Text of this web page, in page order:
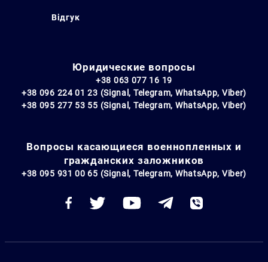
Відгук
Юридические вопросы
+38 063 077 16 19
+38 096 224 01 23 (Signal, Telegram, WhatsApp, Viber)
+38 095 277 53 55 (Signal, Telegram, WhatsApp, Viber)
Вопросы касающиеся военнопленных и
гражданских заложников
+38 095 931 00 65 (Signal, Telegram, WhatsApp, Viber)